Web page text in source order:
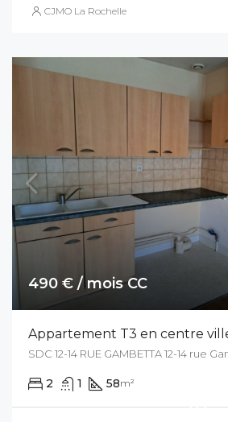
CJMO La Rochelle
490 € / mois CC
Appartement T3 en centre
2 1 58m²
246